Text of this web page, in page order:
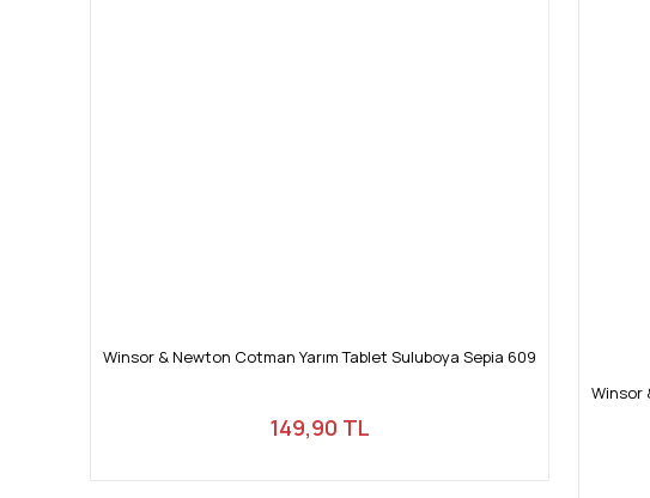
Winsor & Newton Cotman Yarım Tablet Suluboya Sepia 609
149,90 TL
Winsor